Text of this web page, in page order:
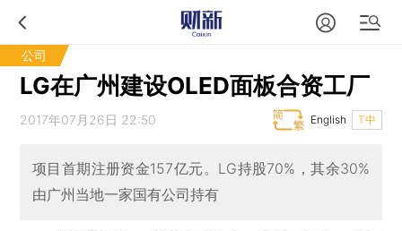
公司
LG在广州建设OLED面板合资工厂
2017年07月26日 22:50 T中
English
项目首期注册资金157亿元。LG持股70%，其余30%
由广州当地一家国有公司持有